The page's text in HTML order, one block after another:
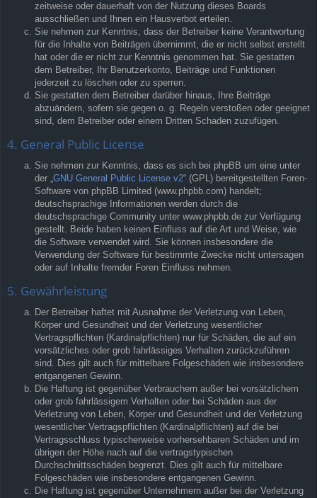
zeitweise oder dauerhaft von der Nutzung dieses Boards
ausschließen und Ihnen ein Hausverbot erteilen.
Sie nehmen zur Kenntnis, dass der Betreiber keine Verantwortung
für die Inhalte von Beiträgen übernimmt, die er nicht selbst erstellt
hat oder die er nicht zur Kenntnis genommen hat. Sie gestatten
dem Betreiber, Ihr Benutzerkonto, Beiträge und Funktionen
jederzeit zu löschen oder zu sperren.
Sie gestatten dem Betreiber darüber hinaus, Ihre Beiträge
abzuändern, sofern sie gegen o. g. Regeln verstoßen oder geeignet
sind, dem Betreiber oder einem Dritten Schaden zuzufügen.
4. General Public License
Sie nehmen zur Kenntnis, dass es sich bei phpBB um eine unter
der „GNU General Public License v2“ (GPL) bereitgestellten Foren-
Software von phpBB Limited (www.phpbb.com) handelt;
deutschsprachige Informationen werden durch die
deutschsprachige Community unter www.phpbb.de zur Verfügung
gestellt. Beide haben keinen Einfluss auf die Art und Weise, wie
die Software verwendet wird. Sie können insbesondere die
Verwendung der Software für bestimmte Zwecke nicht untersagen
oder auf Inhalte fremder Foren Einfluss nehmen.
5. Gewährleistung
Der Betreiber haftet mit Ausnahme der Verletzung von Leben,
Körper und Gesundheit und der Verletzung wesentlicher
Vertragspflichten (Kardinalpflichten) nur für Schäden, die auf ein
vorsätzliches oder grob fahrlässiges Verhalten zurückzuführen
sind. Dies gilt auch für mittelbare Folgeschäden wie insbesondere
entgangenen Gewinn.
Die Haftung ist gegenüber Verbrauchern außer bei vorsätzlichem
oder grob fahrlässigem Verhalten oder bei Schäden aus der
Verletzung von Leben, Körper und Gesundheit und der Verletzung
wesentlicher Vertragspflichten (Kardinalpflichten) auf die bei
Vertragsschluss typischerweise vorhersehbaren Schäden und im
übrigen der Höhe nach auf die vertragstypischen
Durchschnittsschäden begrenzt. Dies gilt auch für mittelbare
Folgeschäden wie insbesondere entgangenen Gewinn.
Die Haftung ist gegenüber Unternehmern außer bei der Verletzung